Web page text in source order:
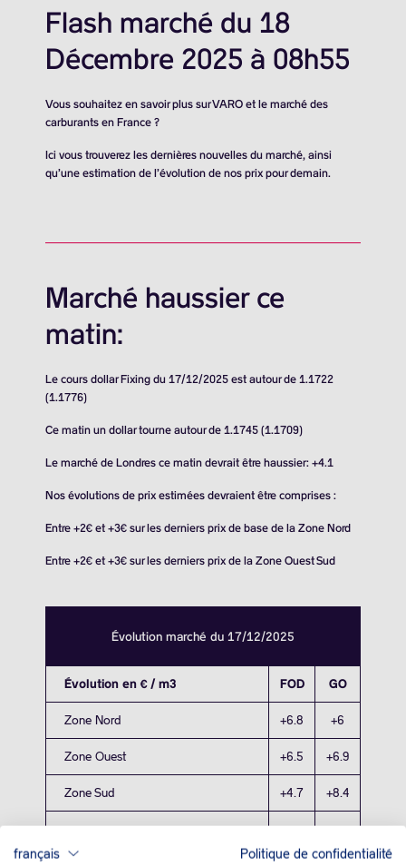
Flash marché du 18
Décembre 2025 à 08h55
Vous souhaitez en savoir plus sur VARO et le marché des
carburants en France ?
Ici vous trouverez les dernières nouvelles du marché, ainsi
qu’une estimation de l’évolution de nos prix pour demain.
Marché haussier ce
matin:
Le cours dollar Fixing du 17/12/2025 est autour de 1.1722
(1.1776)
Ce matin un dollar tourne autour de 1.1745 (1.1709)
Le marché de Londres ce matin devrait être haussier: +4.1
Nos évolutions de prix estimées devraient être comprises :
Entre +2€ et +3€ sur les derniers prix de base de la Zone Nord
Entre +2€ et +3€ sur les derniers prix de la Zone Ouest Sud
Évolution marché du 17/12/2025
Évolution en € / m3 FOD GO
Zone Nord +6.8 +6
Zone Ouest +6.5 +6.9
Zone Sud +4.7 +8.4
français Politique de confidentialité